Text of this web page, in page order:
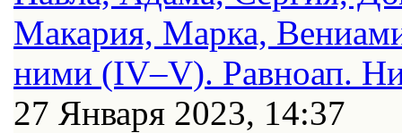
27 Января 2023, 14:37